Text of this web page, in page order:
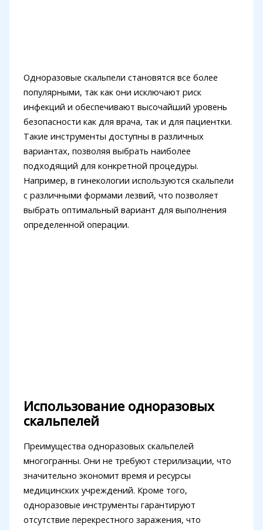
Одноразовые скальпели становятся все более
популярными, так как они исключают риск
инфекций и обеспечивают высочайший уровень
безопасности как для врача, так и для пациентки.
Такие инструменты доступны в различных
вариантах, позволяя выбрать наиболее
подходящий для конкретной процедуры.
Например, в гинекологии используются скальпели
с различными формами лезвий, что позволяет
выбрать оптимальный вариант для выполнения
определенной операции.
Использование одноразовых
скальпелей
Преимущества одноразовых скальпелей
многогранны. Они не требуют стерилизации, что
значительно экономит время и ресурсы
медицинских учреждений. Кроме того,
одноразовые инструменты гарантируют
отсутствие перекрестного заражения, что